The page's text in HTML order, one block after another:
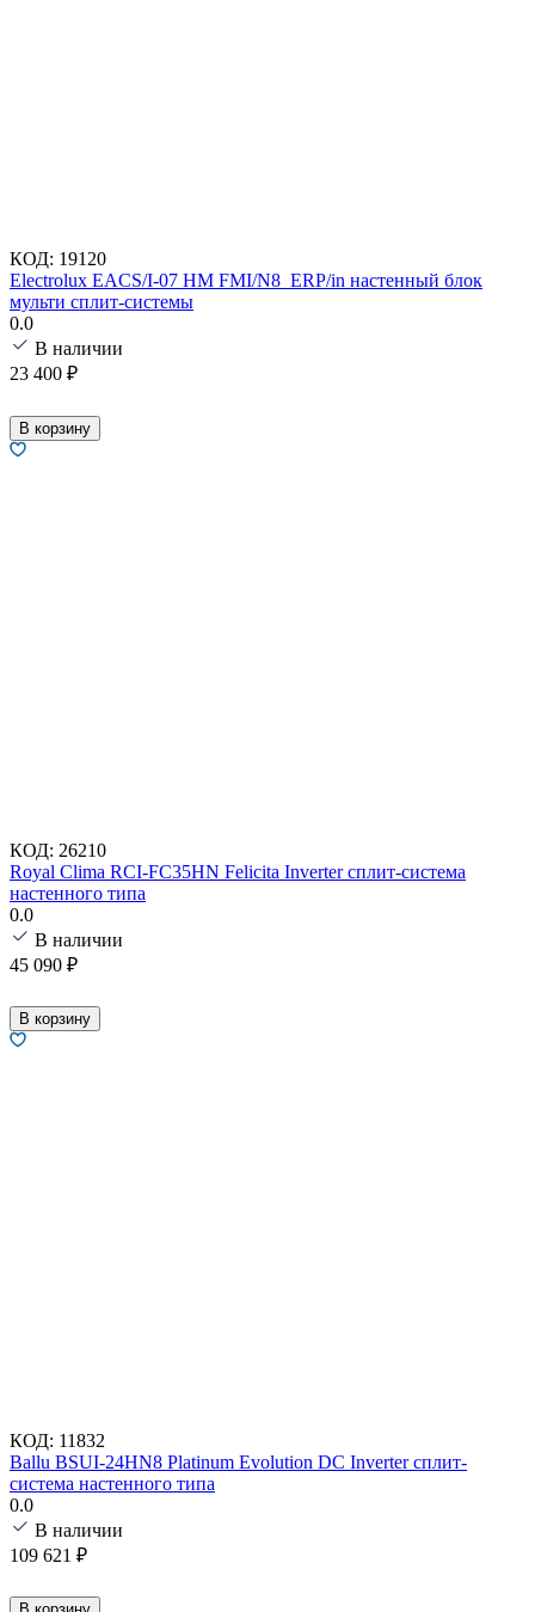
КОД: 19120
Electrolux EACS/I-07 HM FMI/N8_ERP/in настенный блок
мульти сплит-системы
0.0
В наличии
23 400 ₽
В корзину
КОД: 26210
Royal Clima RCI-FC35HN Felicita Inverter сплит-система
настенного типа
0.0
В наличии
45 090 ₽
В корзину
КОД: 11832
Ballu BSUI-24HN8 Platinum Evolution DC Inverter сплит-
система настенного типа
0.0
В наличии
109 621 ₽